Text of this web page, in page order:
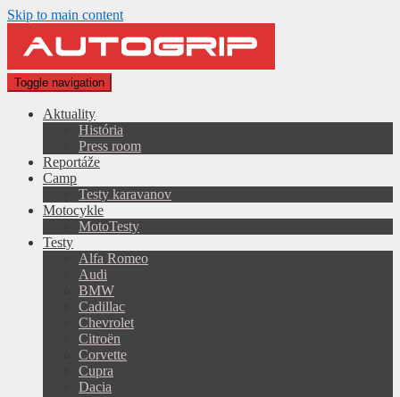
Skip to main content
Toggle navigation
Aktuality
História
Press room
Reportáže
Camp
Testy karavanov
Motocykle
MotoTesty
Testy
Alfa Romeo
Audi
BMW
Cadillac
Chevrolet
Citroën
Corvette
Cupra
Dacia